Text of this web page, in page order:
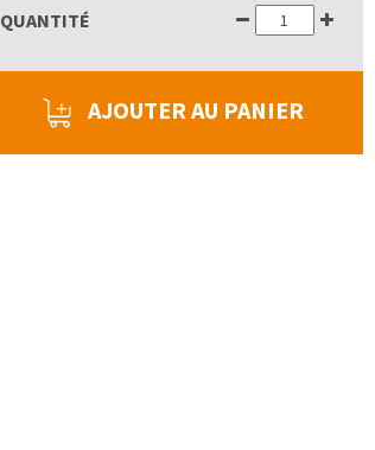
QUANTITÉ
AJOUTER AU PANIER